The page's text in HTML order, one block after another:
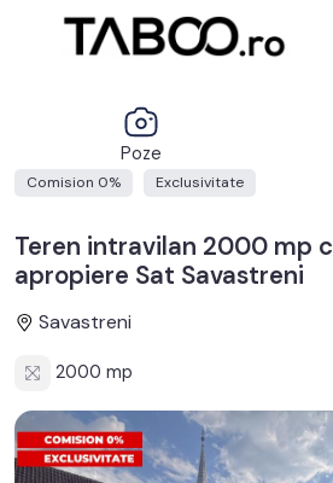
Poze
Comision 0% Exclusivitate
Teren intravilan 2000 mp
apropiere Sat Savastreni
Savastreni
2000 mp